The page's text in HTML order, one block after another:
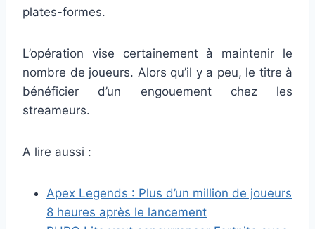
plates-formes.
L’opération vise certainement à maintenir le
nombre de joueurs. Alors qu’il y a peu, le titre à
bénéficier d’un engouement chez les
streameurs.
A lire aussi :
Apex Legends : Plus d’un million de joueurs
8 heures après le lancement